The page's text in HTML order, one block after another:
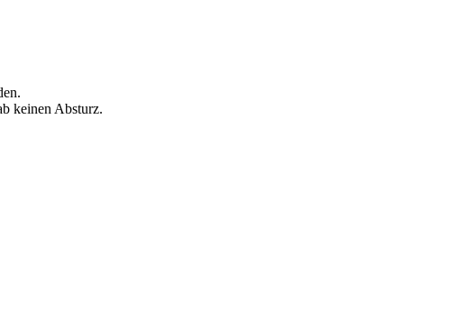
keinen Absturz.